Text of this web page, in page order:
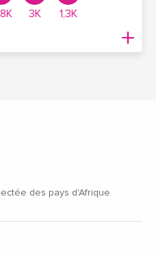
3K 1,3K
des pays d'Afrique